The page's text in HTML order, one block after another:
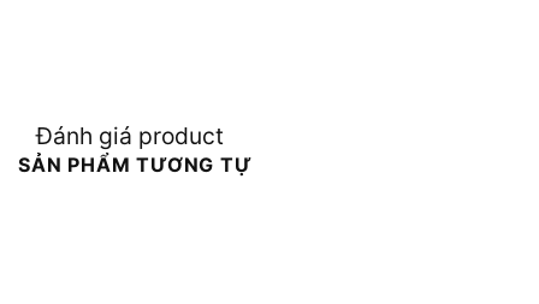
Đánh giá product
SẢN PHẨM TƯƠNG TỰ